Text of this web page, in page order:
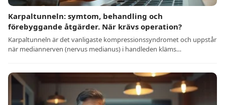
Karpaltunneln: symtom, behandling och
förebyggande åtgärder. När krävs operation?
Karpaltunneln är det vanligaste kompressionssyndromet och uppstår
när mediannerven (nervus medianus) i handleden kläms…